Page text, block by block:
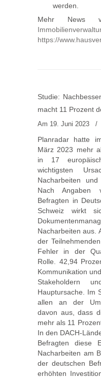
werden.
Mehr News
https://
Studie:
macht 11 Prozent
Am 19. Juni 2023 /
Planradar hatte
März 2023 mehr
in 17
wichtigsten
Nacharbeiten
Nach Angaben
Befragten in
Schweiz wirkt
Nacharbeiten aus.
der
Fehler in der
Rolle. 42,94
Kommunikation
Stakeholdern
Hauptursache. Im
allen an der
davon aus, dass
mehr als 11
In den DACH-
Befragten diese
Nacharbeiten am
der deutschen
erhöhten